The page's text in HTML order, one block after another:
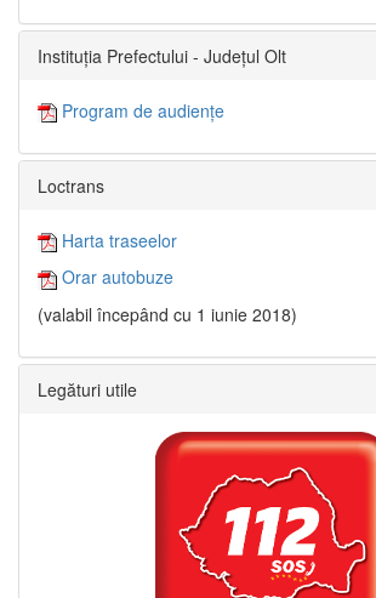
Instituția Prefectului - Județul Olt
Program de audiențe
Loctrans
Harta traseelor
Orar autobuze
(valabil începând cu 1 iunie 2018)
Legături utile